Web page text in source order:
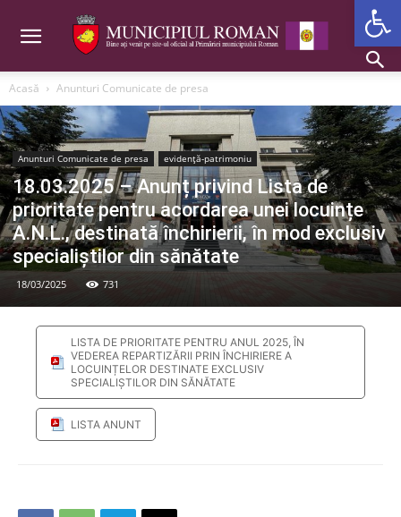
Acasă Anunturi Comunicate de presa
Anunturi Comunicate de presa evidență-patrimoniu
18.03.2025 – Anunț privind Lista de
prioritate pentru acordarea unei locuințe
A.N.L., destinată închirierii, în mod exclusiv
specialiștilor din sănătate
18/03/2025 731
LISTA DE PRIORITATE PENTRU ANUL 2025, ÎN
VEDEREA REPARTIZĂRII PRIN ÎNCHIRIERE A
LOCUINȚELOR DESTINATE EXCLUSIV
SPECIALIȘTILOR DIN SĂNĂTATE
LISTA ANUNT